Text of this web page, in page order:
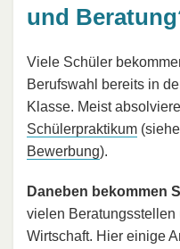
und
Viele Schüler
Berufswahl bereits in
Klasse. Meist
Schülerpraktikum
Bewerbung).
Daneben bekommen
vielen Beratungsstellen
Wirtschaft. Hier einige